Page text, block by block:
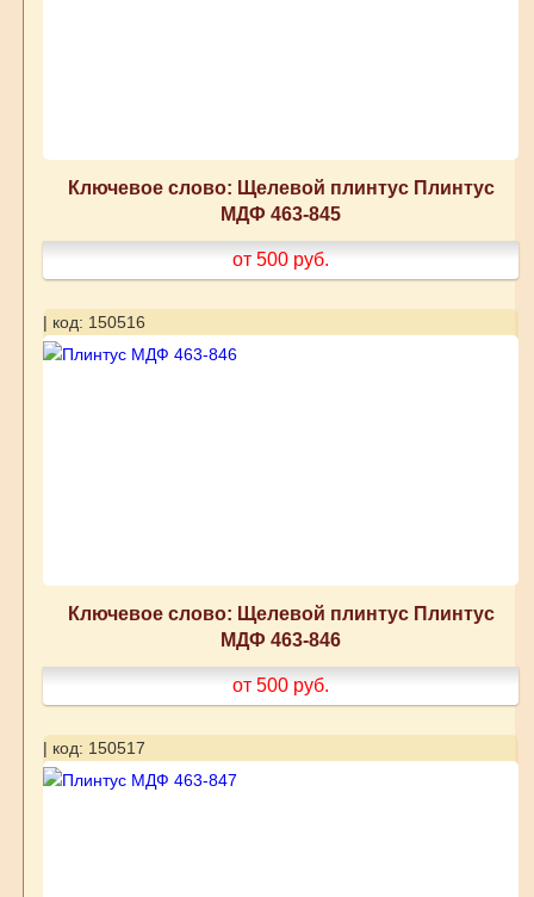
Ключевое слово: Щелевой плинтус Плинтус
МДФ 463-845
от 500 руб.
| код: 150516
Ключевое слово: Щелевой плинтус Плинтус
МДФ 463-846
от 500 руб.
| код: 150517